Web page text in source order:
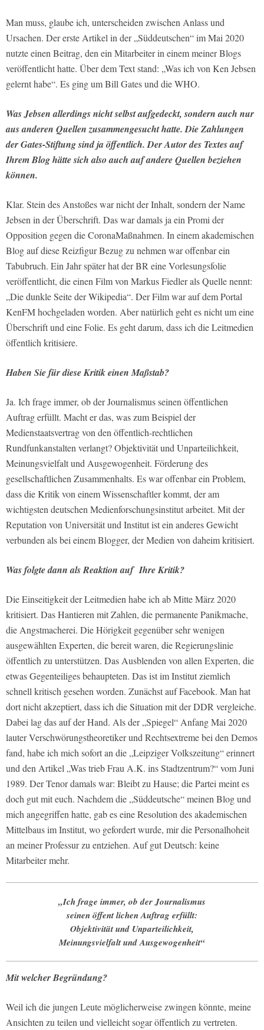
Man muss, glaube ich, unterscheiden zwischen Anlass und
Ursachen. Der erste Artikel in der „Süddeutschen“ im Mai 2020
nutzte einen Beitrag, den ein Mitarbeiter in einem meiner Blogs
veröffentlicht hatte. Über dem Text stand: „Was ich von Ken Jebsen
gelernt habe“. Es ging um Bill Gates und die WHO.
Was Jebsen allerdings nicht selbst aufgedeckt, sondern auch nur
aus anderen Quellen zusammengesucht hatte. Die Zahlungen
der Gates-Stiftung sind ja öffentlich. Der Autor des Textes auf
Ihrem Blog hätte sich also auch auf andere Quellen beziehen
können.
Klar. Stein des Anstoßes war nicht der Inhalt, sondern der Name
Jebsen in der Überschrift. Das war damals ja ein Promi der
Opposition gegen die CoronaMaßnahmen. In einem akademischen
Blog auf diese Reizfigur Bezug zu nehmen war offenbar ein
Tabubruch. Ein Jahr später hat der BR eine Vorlesungsfolie
veröffentlicht, die einen Film von Markus Fiedler als Quelle nennt:
„Die dunkle Seite der Wikipedia“. Der Film war auf dem Portal
KenFM hochgeladen worden. Aber natürlich geht es nicht um eine
Überschrift und eine Folie. Es geht darum, dass ich die Leitmedien
öffentlich kritisiere.
Haben Sie für diese Kritik einen Maßstab?
Ja. Ich frage immer, ob der Journalismus seinen öffentlichen
Auftrag erfüllt. Macht er das, was zum Beispiel der
Medienstaatsvertrag von den öffentlich-rechtlichen
Rundfunkanstalten verlangt? Objektivität und Unparteilichkeit,
Meinungsvielfalt und Ausgewogenheit. Förderung des
gesellschaftlichen Zusammenhalts. Es war offenbar ein Problem,
dass die Kritik von einem Wissenschaftler kommt, der am
wichtigsten deutschen Medienforschungsinstitut arbeitet. Mit der
Reputation von Universität und Institut ist ein anderes Gewicht
verbunden als bei einem Blogger, der Medien von daheim kritisiert.
Was folgte dann als Reaktion auf Ihre Kritik?
Die Einseitigkeit der Leitmedien habe ich ab Mitte März 2020
kritisiert. Das Hantieren mit Zahlen, die permanente Panikmache,
die Angstmacherei. Die Hörigkeit gegenüber sehr wenigen
ausgewählten Experten, die bereit waren, die Regierungslinie
öffentlich zu unterstützen. Das Ausblenden von allen Experten, die
etwas Gegenteiliges behaupteten. Das ist im Institut ziemlich
schnell kritisch gesehen worden. Zunächst auf Facebook. Man hat
dort nicht akzeptiert, dass ich die Situation mit der DDR vergleiche.
Dabei lag das auf der Hand. Als der „Spiegel“ Anfang Mai 2020
lauter Verschwörungstheoretiker und Rechtsextreme bei den Demos
fand, habe ich mich sofort an die „Leipziger Volkszeitung“ erinnert
und den Artikel „Was trieb Frau A.K. ins Stadtzentrum?“ vom Juni
1989. Der Tenor damals war: Bleibt zu Hause; die Partei meint es
doch gut mit euch. Nachdem die „Süddeutsche“ meinen Blog und
mich angegriffen hatte, gab es eine Resolution des akademischen
Mittelbaus im Institut, wo gefordert wurde, mir die Personalhoheit
an meiner Professur zu entziehen. Auf gut Deutsch: keine
Mitarbeiter mehr.
„Ich frage immer, ob der Journalismus
seinen öffent­ lichen Auftrag erfüllt:
Objektivität und Unpartei­lichkeit,
Meinungsvielfalt und Ausgewogenheit“
Mit welcher Begründung?
Weil ich die jungen Leute möglicherweise zwingen könnte, meine
Ansichten zu teilen und vielleicht sogar öffentlich zu vertreten.